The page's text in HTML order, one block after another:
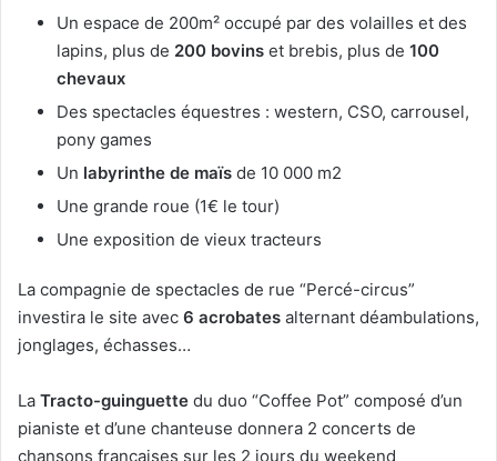
Un espace de 200m² occupé par des volailles et des
lapins, plus de 200 bovins et brebis, plus de 100
chevaux
Des spectacles équestres : western, CSO, carrousel,
pony games
Un labyrinthe de maïs de 10 000 m2
Une grande roue (1€ le tour)
Une exposition de vieux tracteurs
La compagnie de spectacles de rue “Percé-circus”
investira le site avec 6 acrobates alternant déambulations,
jonglages, échasses…
La Tracto-guinguette du duo “Coffee Pot” composé d’un
pianiste et d’une chanteuse donnera 2 concerts de
chansons françaises sur les 2 jours du weekend